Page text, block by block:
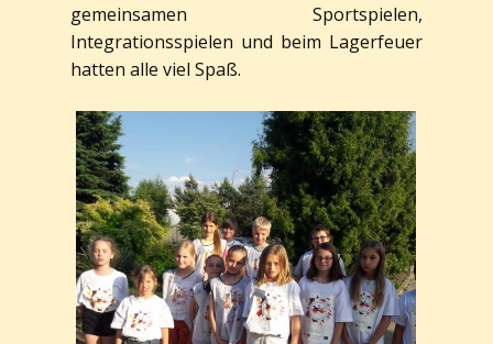
gemeinsamen Sportspielen,
Integrationsspielen und beim Lagerfeuer
hatten alle viel Spaß.